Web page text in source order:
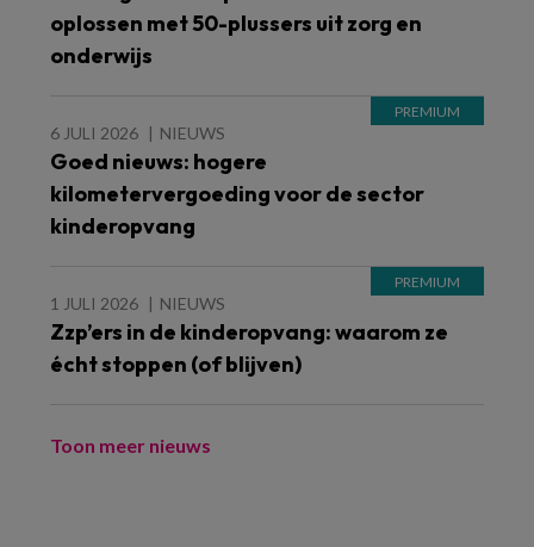
oplossen met 50-plussers uit zorg en
onderwijs
6 JULI 2026 NIEUWS
Goed nieuws: hogere
kilometervergoeding voor de sector
kinderopvang
1 JULI 2026 NIEUWS
Zzp’ers in de kinderopvang: waarom ze
écht stoppen (of blijven)
Toon meer nieuws